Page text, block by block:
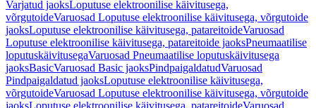
Varjatud jaoksLoputuse elektroonilise käivitusega,
võrgutoideVaruosad Loputuse elektroonilise käivitusega, võrgutoide
jaoksLoputuse elektroonilise käivitusega, patareitoideVaruosad
Loputuse elektroonilise käivitusega, patareitoide jaoksPneumaatilise
loputuskäivitusegaVaruosad Pneumaatilise loputuskäivitusega
jaoksBasicVaruosad Basic jaoksPindpaigaldatudVaruosad
Pindpaigaldatud jaoksLoputuse elektroonilise käivitusega,
võrgutoideVaruosad Loputuse elektroonilise käivitusega, võrgutoide
jaoksLoputuse elektroonilise käivitusega, patareitoideVaruosad